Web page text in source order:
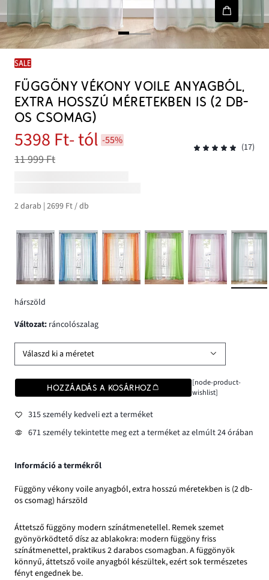
SALE
FÜGGÖNY VÉKONY VOILE ANYAGBÓL,
EXTRA HOSSZÚ MÉRETEKBEN IS (2 DB-
OS CSOMAG)
5398 Ft- tól -55%
11 999 Ft
(17)
2 darab | 2699 Ft / db
hárszöld
változat: ráncolószalag
Válaszd ki a méretet
HOZZÁADÁS A KOSÁRHOZ
[node-product-
wishlist]
315 személy kedveli ezt a terméket
671 személy tekintette meg ezt a terméket az elmúlt 24 órában
Információ a termékről
Függöny vékony voile anyagból, extra hosszú méretekben is (2 db-
os csomag) hárszöld
Áttetsző függöny modern színátmenetellel. Remek szemet
gyönyörködtető dísz az ablakokra: modern függöny friss
színátmenettel, praktikus 2 darabos csomagban. A függönyök
könnyű, áttetsző voile anyagból készültek, ezért sok természetes
fényt engednek be.